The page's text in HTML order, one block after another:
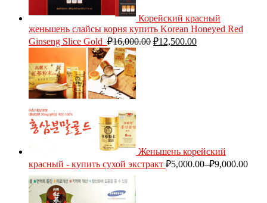
Корейский красный
женьшень слайсы корня купить Korean Honeyed Red
Ginseng Slice Gold ₽16,000.00 ₽12,500.00
Женьшень корейский
красный - купить сухой экстракт ₽5,000.00–₽9,000.00